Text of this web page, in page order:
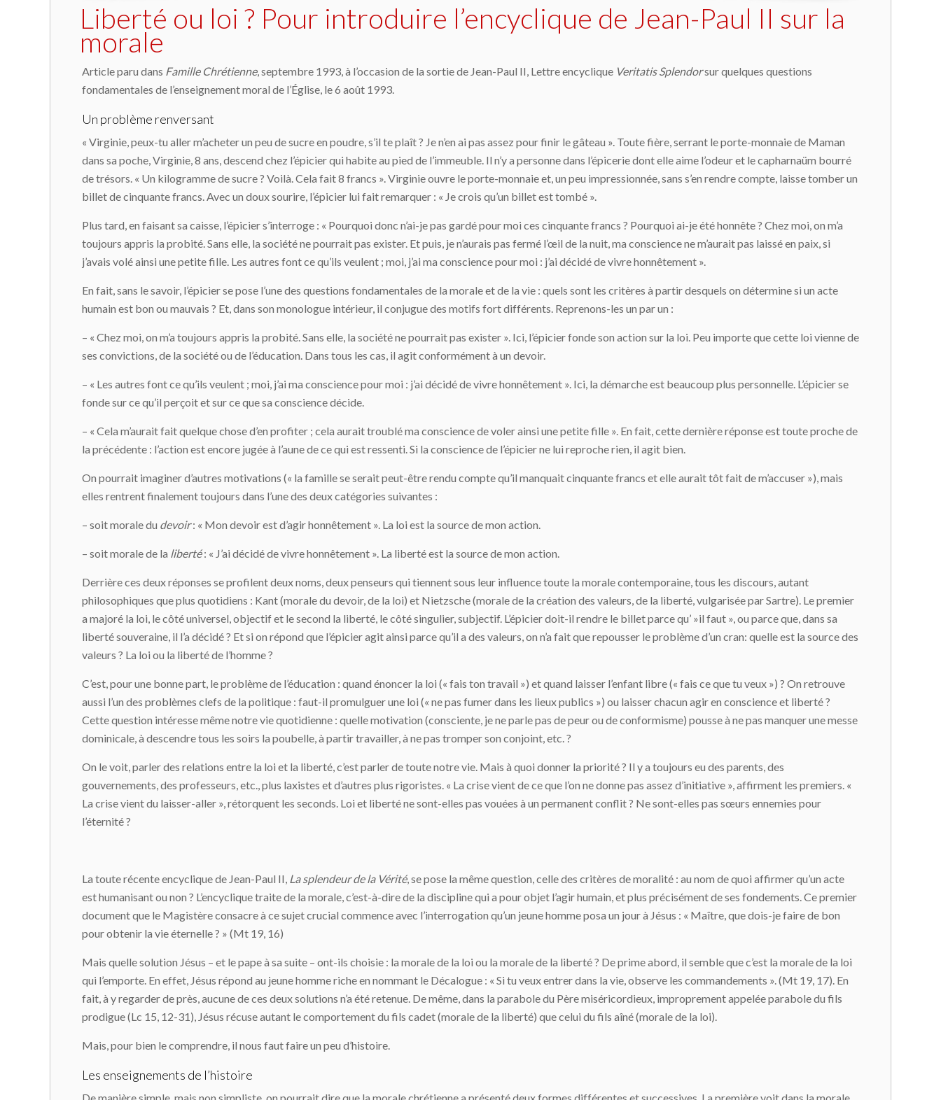
Liberté ou loi ? Pour introduire l’encyclique de Jean-Paul II sur la
morale
Article paru dans Famille Chrétienne, septembre 1993, à l’occasion de la sortie de Jean-Paul II, Lettre encyclique Veritatis Splendorsur quelques questions
fondamentales de l’enseignement moral de l’Église, le 6 août 1993.
Un problème renversant
« Virginie, peux-tu aller m’acheter un peu de sucre en poudre, s’il te plaît ? Je n’en ai pas assez pour finir le gâteau ». Toute fière, serrant le porte-monnaie de Maman
dans sa poche, Virginie, 8 ans, descend chez l’épicier qui habite au pied de l’immeuble. Il n’y a personne dans l’épicerie dont elle aime l’odeur et le capharnaüm bourré
de trésors. « Un kilogramme de sucre ? Voilà. Cela fait 8 francs ». Virginie ouvre le porte-monnaie et, un peu impressionnée, sans s’en rendre compte, laisse tomber un
billet de cinquante francs. Avec un doux sourire, l’épicier lui fait remarquer : « Je crois qu’un billet est tombé ».
Plus tard, en faisant sa caisse, l’épicier s’interroge : « Pourquoi donc n’ai-je pas gardé pour moi ces cinquante francs ? Pourquoi ai-je été honnête ? Chez moi, on m’a
toujours appris la probité. Sans elle, la société ne pourrait pas exister. Et puis, je n’aurais pas fermé l’œil de la nuit, ma conscience ne m’aurait pas laissé en paix, si
j’avais volé ainsi une petite fille. Les autres font ce qu’ils veulent ; moi, j’ai ma conscience pour moi : j’ai décidé de vivre honnêtement ».
En fait, sans le savoir, l’épicier se pose l’une des questions fondamentales de la morale et de la vie : quels sont les critères à partir desquels on détermine si un acte
humain est bon ou mauvais ? Et, dans son monologue intérieur, il conjugue des motifs fort différents. Reprenons-les un par un :
– « Chez moi, on m’a toujours appris la probité. Sans elle, la société ne pourrait pas exister ». Ici, l’épicier fonde son action sur la loi. Peu importe que cette loi vienne de
ses convictions, de la société ou de l’éducation. Dans tous les cas, il agit conformément à un devoir.
– « Les autres font ce qu’ils veulent ; moi, j’ai ma conscience pour moi : j’ai décidé de vivre honnêtement ». Ici, la démarche est beaucoup plus personnelle. L’épicier se
fonde sur ce qu’il perçoit et sur ce que sa conscience décide.
– « Cela m’aurait fait quelque chose d’en profiter ; cela aurait troublé ma conscience de voler ainsi une petite fille ». En fait, cette dernière réponse est toute proche de
la précédente : l’action est encore jugée à l’aune de ce qui est ressenti. Si la conscience de l’épicier ne lui reproche rien, il agit bien.
On pourrait imaginer d’autres motivations (« la famille se serait peut-être rendu compte qu’il manquait cinquante francs et elle aurait tôt fait de m’accuser »), mais
elles rentrent finalement toujours dans l’une des deux catégories suivantes :
– soit morale du devoir: « Mon devoir est d’agir honnêtement ». La loi est la source de mon action.
– soit morale de la liberté: « J’ai décidé de vivre honnêtement ». La liberté est la source de mon action.
Derrière ces deux réponses se profilent deux noms, deux penseurs qui tiennent sous leur influence toute la morale contemporaine, tous les discours, autant
philosophiques que plus quotidiens : Kant (morale du devoir, de la loi) et Nietzsche (morale de la création des valeurs, de la liberté, vulgarisée par Sartre). Le premier
a majoré la loi, le côté universel, objectif et le second la liberté, le côté singulier, subjectif. L’épicier doit-il rendre le billet parce qu’ »il faut », ou parce que, dans sa
liberté souveraine, il l’a décidé ? Et si on répond que l’épicier agit ainsi parce qu’il a des valeurs, on n’a fait que repousser le problème d’un cran: quelle est la source des
valeurs ? La loi ou la liberté de l’homme ?
C’est, pour une bonne part, le problème de l’éducation : quand énoncer la loi (« fais ton travail ») et quand laisser l’enfant libre (« fais ce que tu veux ») ? On retrouve
aussi l’un des problèmes clefs de la politique : faut-il promulguer une loi (« ne pas fumer dans les lieux publics ») ou laisser chacun agir en conscience et liberté ?
Cette question intéresse même notre vie quotidienne : quelle motivation (consciente, je ne parle pas de peur ou de conformisme) pousse à ne pas manquer une messe
dominicale, à descendre tous les soirs la poubelle, à partir travailler, à ne pas tromper son conjoint, etc. ?
On le voit, parler des relations entre la loi et la liberté, c’est parler de toute notre vie. Mais à quoi donner la priorité ? Il y a toujours eu des parents, des
gouvernements, des professeurs, etc., plus laxistes et d’autres plus rigoristes. « La crise vient de ce que l’on ne donne pas assez d’initiative », affirment les premiers. «
La crise vient du laisser-aller », rétorquent les seconds. Loi et liberté ne sont-elles pas vouées à un permanent conflit ? Ne sont-elles pas sœurs ennemies pour
l’éternité ?
La toute récente encyclique de Jean-Paul II, La splendeur de la Vérité, se pose la même question, celle des critères de moralité : au nom de quoi affirmer qu’un acte
est humanisant ou non ? L’encyclique traite de la morale, c’est-à-dire de la discipline qui a pour objet l’agir humain, et plus précisément de ses fondements. Ce premier
document que le Magistère consacre à ce sujet crucial commence avec l’interrogation qu’un jeune homme posa un jour à Jésus : « Maître, que dois-je faire de bon
pour obtenir la vie éternelle ? » (Mt 19, 16)
Mais quelle solution Jésus – et le pape à sa suite – ont-ils choisie : la morale de la loi ou la morale de la liberté ? De prime abord, il semble que c’est la morale de la loi
qui l’emporte. En effet, Jésus répond au jeune homme riche en nommant le Décalogue : « Si tu veux entrer dans la vie, observe les commandements ». (Mt 19, 17). En
fait, à y regarder de près, aucune de ces deux solutions n’a été retenue. De même, dans la parabole du Père miséricordieux, improprement appelée parabole du fils
prodigue (Lc 15, 12-31), Jésus récuse autant le comportement du fils cadet (morale de la liberté) que celui du fils aîné (morale de la loi).
Mais, pour bien le comprendre, il nous faut faire un peu d’histoire.
Les enseignements de l’histoire